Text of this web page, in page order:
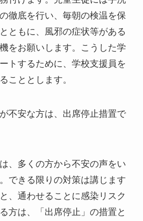
徹底を行い、毎朝の検温を保
ともに、風邪の症状等がある
をお願いします。こうした学
トするために、学校支援員を
こととします。
不安な方は、出席停止措置で
、多くの方から不安の声をい
できる限りの対策は講じます
、通わせることに感染リスク
方は、「出席停止」の措置と